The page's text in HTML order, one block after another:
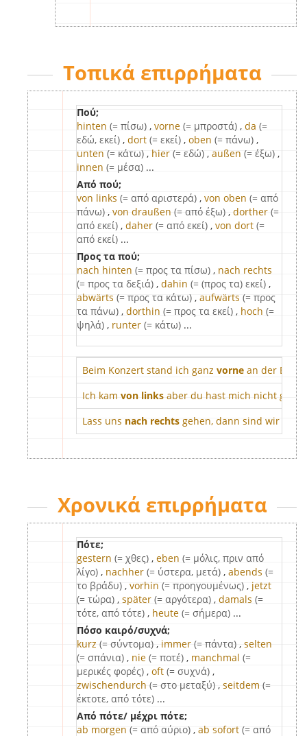
Τοπικά επιρρήματα
Πού;
hinten (= πίσω) , vorne (= μπροστά) , da (=
εδώ, εκεί) , dort (= εκεί) , oben (= πάνω) ,
unten (= κάτω) , hier (= εδώ) , außen (= έξω) ,
innen (= μέσα) ...
Από πού;
von links (= από αριστερά) , von oben (= από
πάνω) , von draußen (= από έξω) , dorther (=
από εκεί) , daher (= από εκεί) , von dort (=
από εκεί) ...
Προς τα πού;
nach hinten (= προς τα πίσω) , nach rechts
(= προς τα δεξιά) , dahin (= (προς τα) εκεί) ,
abwärts (= προς τα κάτω) , aufwärts (= προς
τα πάνω) , dorthin (= προς τα εκεί) , hoch (=
ψηλά) , runter (= κάτω) ...
Beim Konzert stand ich ganz vorne an der
Ich kam von links aber du hast mich nicht
Lass uns nach rechts gehen, dann sind wir
Χρονικά επιρρήματα
Πότε;
gestern (= χθες) , eben (= μόλις, πριν από
λίγο) , nachher (= ύστερα, μετά) , abends (=
το βράδυ) , vorhin (= προηγουμένως) , jetzt
(= τώρα) , später (= αργότερα) , damals (=
τότε, από τότε) , heute (= σήμερα) ...
Πόσο καιρό/συχνά;
kurz (= σύντομα) , immer (= πάντα) , selten
(= σπάνια) , nie (= ποτέ) , manchmal (=
μερικές φορές) , oft (= συχνά) ,
zwischendurch (= στο μεταξύ) , seitdem (=
έκτοτε, από τότε) ...
Από πότε/ μέχρι πότε;
ab morgen (= από αύριο) , ab sofort (= από